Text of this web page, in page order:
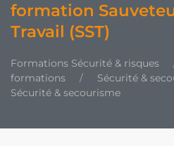
formation
Travail (SST)
Formations Sécurité & risques
formations
Sécurité &
Sécurité & secourisme